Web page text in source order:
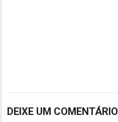
DEIXE UM COMENTÁRIO